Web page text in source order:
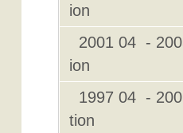
ion
2001 04 -
ion
1997 04 -
tion